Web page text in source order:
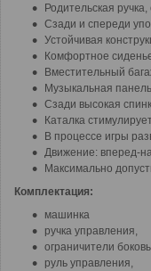
Родительская
Сзади и спереди
Устойчивая
Комфортное
Вместительный
Музыкальная
Сзади высокая
Каталка
В процессе игры
Движение: вперед-
Максимально
Комплектация:
машинка
ручка управления,
ограничители
руль управления,